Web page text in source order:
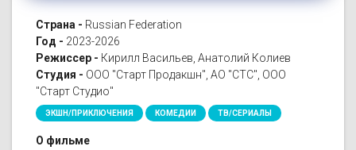
Страна - Russian Federation
Год - 2023-2026
Режиссер - Кирилл Васильев, Анатолий Колиев
Студия - ООО "Старт Продакшн", АО "СТС", ООО
"Старт Студио"
ЭКШН/ПРИКЛЮЧЕНИЯ КОМЕДИИ ТВ/СЕРИАЛЫ
О фильме